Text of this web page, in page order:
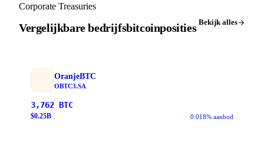
Corporate Treasuries
Vergelijkbare bedrijfsbitcoinposities Bekijk alles
OranjeBTC
OBTC3.SA
3,762 BTC
$0.25B 0.018% aanbod